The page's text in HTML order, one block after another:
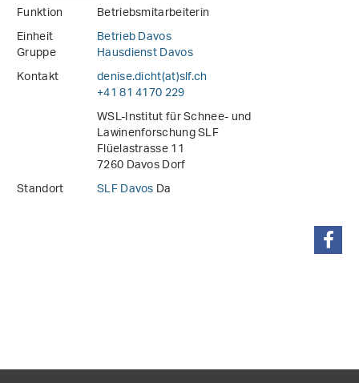
Funktion
Betriebsmitarbeiterin
Einheit
Betrieb Davos
Gruppe
Hausdienst Davos
Kontakt
denise.dicht(at)slf.ch
+41 81 4170 229
WSL-Institut für Schnee- und
Lawinenforschung SLF
Flüelastrasse 11
7260 Davos Dorf
Standort
SLF DavosDa